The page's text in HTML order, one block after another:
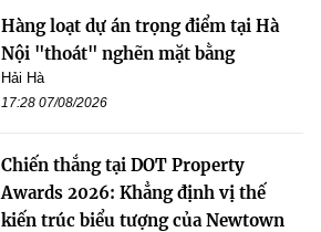
Hàng loạt dự án trọng điểm tại Hà
Nội "thoát" nghẽn mặt bằng
Hải Hà
17:28 07/08/2026
Chiến thắng tại DOT Property
Awards 2026: Khẳng định vị thế
kiến trúc biểu tượng của Newtown